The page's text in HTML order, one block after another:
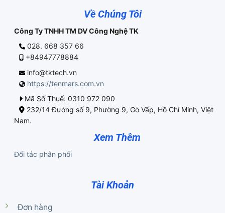
Về Chúng Tôi
Công Ty TNHH TM DV Công Nghệ TK
028. 668 357 66
+84947778884
info@tktech.vn
https://tenmars.com.vn
Mã Số Thuế: 0310 972 090
232/14 Đường số 9, Phường 9, Gò Vấp, Hồ Chí Minh, Việt
Nam.
Xem Thêm
Đối tác phân phối
Tài Khoản
Đơn hàng